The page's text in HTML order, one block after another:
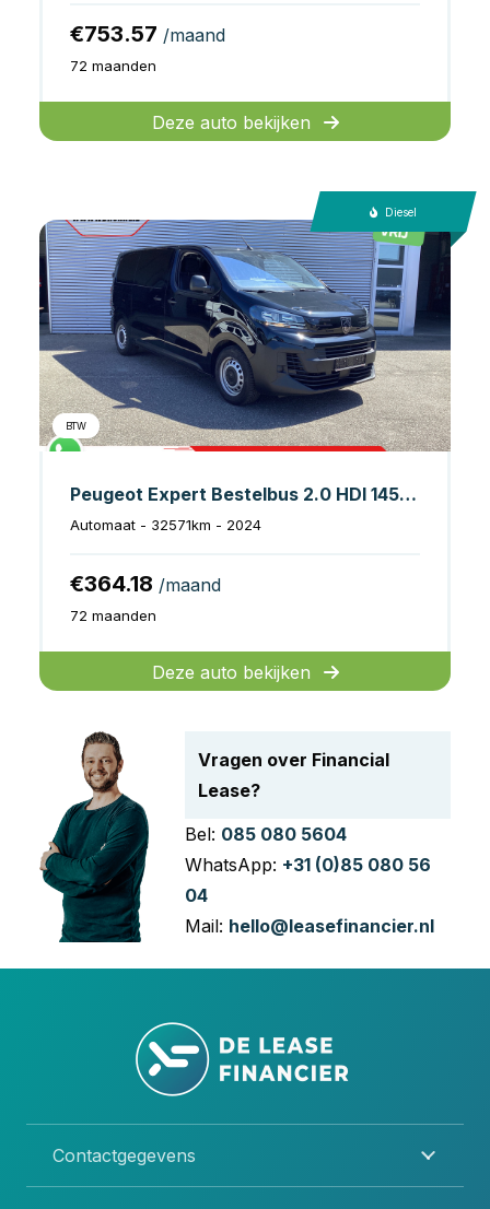
€753.57 /maand
72 maanden
Deze auto bekijken
Diesel
BTW
Peugeot Expert Bestelbus 2.0 HDI 145 pk Aut. L2 Virtual Cockpit/ DAB/ PDC/ Cruise/ Airco
Automaat - 32571km - 2024
€364.18 /maand
72 maanden
Deze auto bekijken
Vragen over Financial
Lease?
Bel: 085 080 5604
WhatsApp: +31 (0)85 080 56
04
Mail: hello@leasefinancier.nl
Contactgegevens